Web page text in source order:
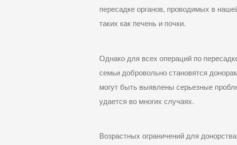
пересадке органов, проводимых в
таких как печень и почки.
Однако для всех операций по
семьи добровольно становятся
могут быть выявлены серьезные
удается во многих случаях.
Возрастных ограничений для